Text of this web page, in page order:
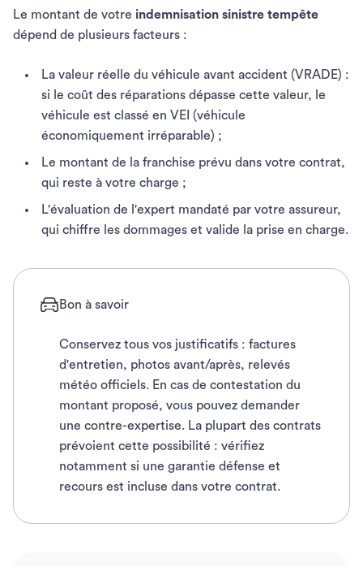
Le montant de votre indemnisation sinistre tempête
dépend de plusieurs facteurs :
La valeur réelle du véhicule avant accident (VRADE) :
si le coût des réparations dépasse cette valeur, le
véhicule est classé en VEI (véhicule
économiquement irréparable) ;
Le montant de la franchise prévu dans votre contrat,
qui reste à votre charge ;
L'évaluation de l'expert mandaté par votre assureur,
qui chiffre les dommages et valide la prise en charge.
Bon à savoir
Conservez tous vos justificatifs : factures
d'entretien, photos avant/après, relevés
météo officiels. En cas de contestation du
montant proposé, vous pouvez demander
une contre-expertise. La plupart des contrats
prévoient cette possibilité : vérifiez
notamment si une garantie défense et
recours est incluse dans votre contrat.